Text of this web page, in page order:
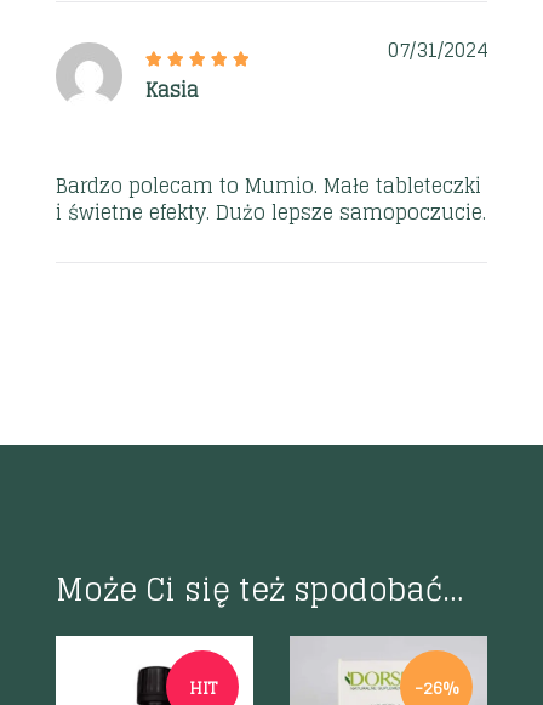
Kasia
07/31/2024
Bardzo polecam to Mumio. Małe tableteczki
i świetne efekty. Dużo lepsze samopoczucie.
Może Ci się też spodobać…
HIT -26%